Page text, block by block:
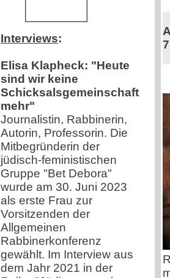
Interviews:
Elisa Klapheck: "Heute
sind wir keine
Schicksalsgemeinschaft
mehr"
Journalistin, Rabbinerin,
Autorin, Professorin. Die
Mitbegründerin der
jüdisch-feministischen
Gruppe "Bet Debora"
wurde am 30. Juni 2023
als erste Frau zur
Vorsitzenden der
Allgemeinen
Rabbinerkonferenz
gewählt. Im Interview aus
dem Jahr 2021 in der